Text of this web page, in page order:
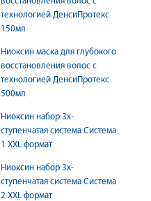
технологией ДенсиПротекс
150мл
Ниоксин маска для глубокого
восстановления волос с
технологией ДенсиПротекс
500мл
Ниоксин набор 3х-
ступенчатая система Система
1 XXL формат
Ниоксин набор 3х-
ступенчатая система Система
2 XXL формат